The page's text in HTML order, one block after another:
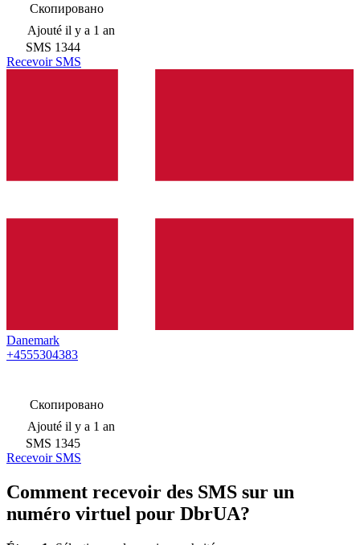
Скопировано
Ajouté il y a 1 an
SMS 1344
Recevoir SMS
Danemark
+4555304383
Скопировано
Ajouté il y a 1 an
SMS 1345
Recevoir SMS
Comment recevoir des SMS sur un
numéro virtuel pour DbrUA?